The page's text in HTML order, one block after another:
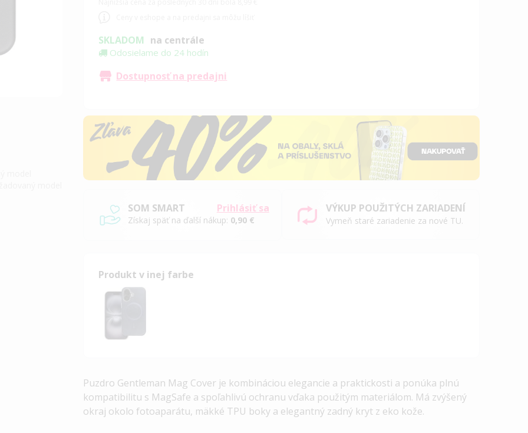
SKLADOM na centrále
Odosielame do 24 hodín
Dostupnosť na predajni
Prihlásiť sa
SOM SMART
Získaj späť na ďalší nákup: 0,90 €
VÝKUP POUŽITÝCH ZARIADENÍ
Vymeň staré zariadenie za nové TU.
Produkt v inej farbe
Puzdro Gentleman Mag Cover je kombináciou elegancie a praktickosti a ponúka plnú
kompatibilitu s MagSafe a spoľahlivú ochranu vďaka použitým materiálom. Má zvýšený
okraj okolo fotoaparátu, mäkké TPU boky a elegantný zadný kryt z eko kože.